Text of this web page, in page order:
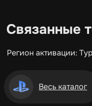
Связанные
Регион активации:
Весь каталог